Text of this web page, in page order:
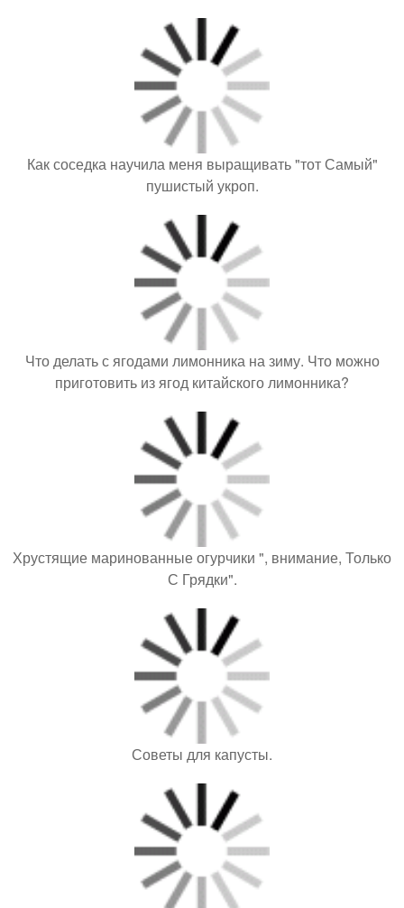
Как соседка научила меня выращивать "тот Самый"
пушистый укроп.
Что делать с ягодами лимонника на зиму. Что можно
приготовить из ягод китайского лимонника?
Хрустящие маринованные огурчики ", внимание, Только
С Грядки".
Советы для капусты.